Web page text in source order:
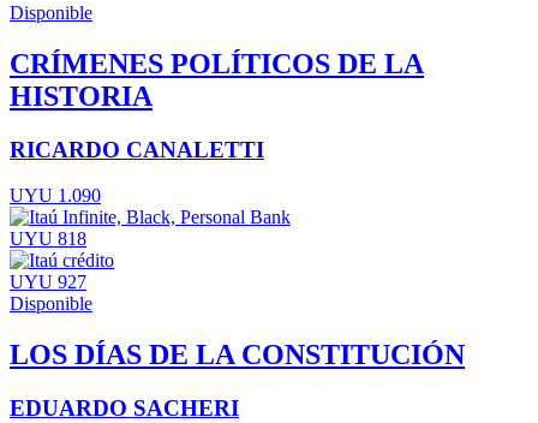
Disponible
CRÍMENES POLÍTICOS DE LA
HISTORIA
RICARDO CANALETTI
UYU 1.090
UYU 818
UYU 927
Disponible
LOS DÍAS DE LA CONSTITUCIÓN
EDUARDO SACHERI